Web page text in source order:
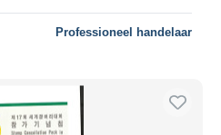
Professioneel handelaar